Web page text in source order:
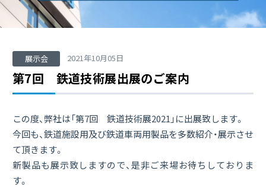
展示会 2021年10月05日
第7回 鉄道技術展出展のご案内
この度、弊社は「第7回 鉄道技術展2021」に出展致します。
今回も、鉄道施設用及び鉄道車両用製品を多数紹介・展示させ
て頂きます。
新製品も展示致しますので、是非ご来場お待ちしておりま
す。
ニュースカテゴリー
ニュースカテゴリー